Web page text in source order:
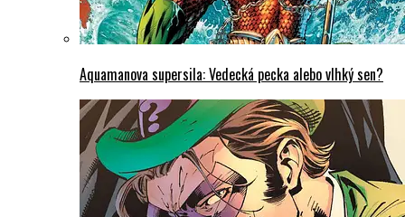
Aquamanova supersila: Vedecká pecka alebo vlhký sen?